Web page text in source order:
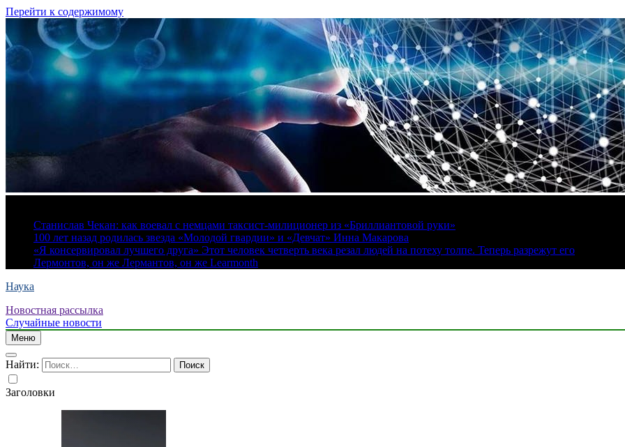
Перейти к содержимому
Станислав Чекан: как воевал с немцами таксист-милиционер из «Бриллиантовой руки»
100 лет назад родилась звезда «Молодой гвардии» и «Девчат» Инна Макарова
«Я консервировал лучшего друга» Этот человек четверть века резал людей на потеху толпе. Теперь разрежут его
Лермонтов, он же Лермантов, он же Learmonth
Наука
Новостная рассылка
Случайные новости
Меню
Найти:
Заголовки